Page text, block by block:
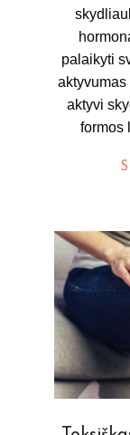
palaikyti
aktyvi
formos